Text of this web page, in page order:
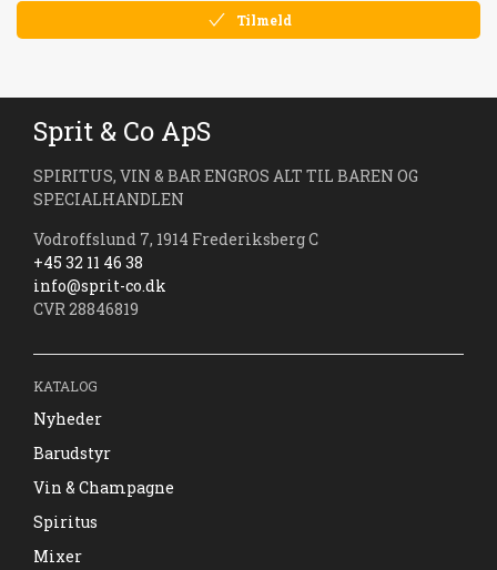
Tilmeld
Sprit & Co ApS
SPIRITUS, VIN & BAR ENGROS ALT TIL BAREN OG
SPECIALHANDLEN
Vodroffslund 7, 1914 Frederiksberg C
+45 32 11 46 38
info@sprit-co.dk
CVR 28846819
KATALOG
Nyheder
Barudstyr
Vin & Champagne
Spiritus
Mixer